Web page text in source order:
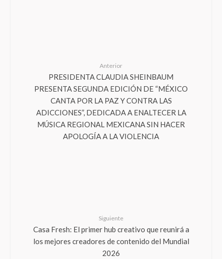
Anterior
PRESIDENTA CLAUDIA SHEINBAUM
PRESENTA SEGUNDA EDICIÓN DE “MÉXICO
CANTA POR LA PAZ Y CONTRA LAS
ADICCIONES”, DEDICADA A ENALTECER LA
MÚSICA REGIONAL MEXICANA SIN HACER
APOLOGÍA A LA VIOLENCIA
Siguiente
Casa Fresh: El primer hub creativo que reunirá a
los mejores creadores de contenido del Mundial
2026